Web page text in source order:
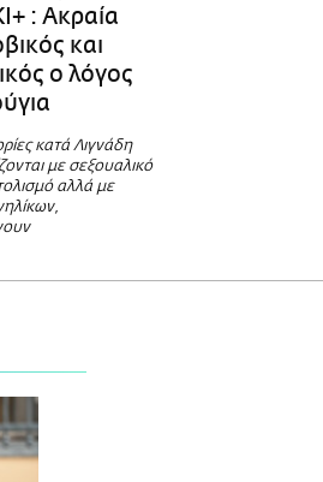
: Ακραία
και
o λόγος
κατά Λιγνάδη
με σεξουαλικό
αλλά με